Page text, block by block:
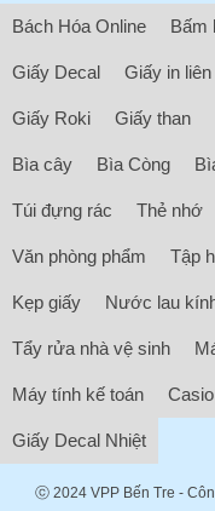
Bách Hóa Online Bấm
Giấy Decal Giấy in liên
Giấy Roki Giấy than
Bìa cây Bìa Còng
Túi đựng rác Thẻ nhớ
Văn phòng phẩm Tập
Kẹp giấy Nước lau
Tẩy rửa nhà vệ sinh
Máy tính kế toán
Giấy Decal Nhiệt
ⓒ 2024 VPP Bến Tre -